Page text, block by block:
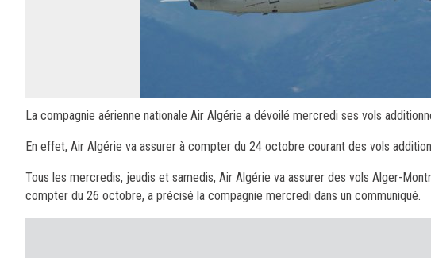
La compagnie aérienne nationale Air Algérie a dévoilé mercredi ses vols
En effet, Air Algérie va assurer à compter du 24 octobre courant des vols
Tous les mercredis, jeudis et samedis, Air Algérie va assurer des vols Alger-
compter du 26 octobre, a précisé la compagnie mercredi dans un communiqué.